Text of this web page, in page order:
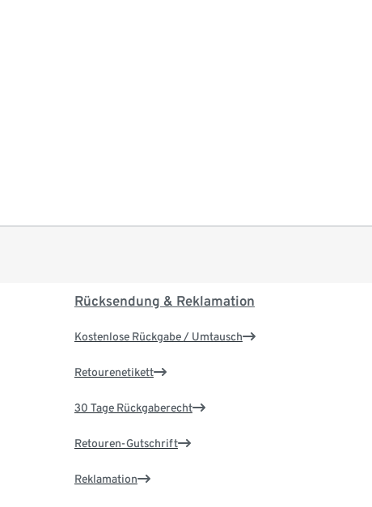
Rücksendung & Reklamation
Kostenlose Rückgabe / Umtausch
Retourenetikett
30 Tage Rückgaberecht
Retouren-Gutschrift
Reklamation